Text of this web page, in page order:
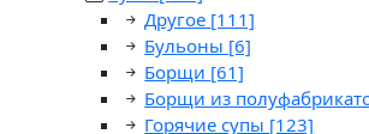
Другое [111]
Бульоны [6]
Борщи [61]
Борщи из
Горячие супы [123]